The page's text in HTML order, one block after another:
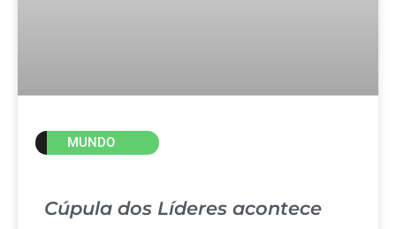
MUNDO
Cúpula dos Líderes acontece